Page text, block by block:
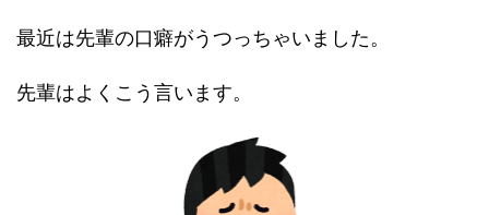
最近は先輩の口癖がうつっちゃいました。
先輩はよくこう言います。